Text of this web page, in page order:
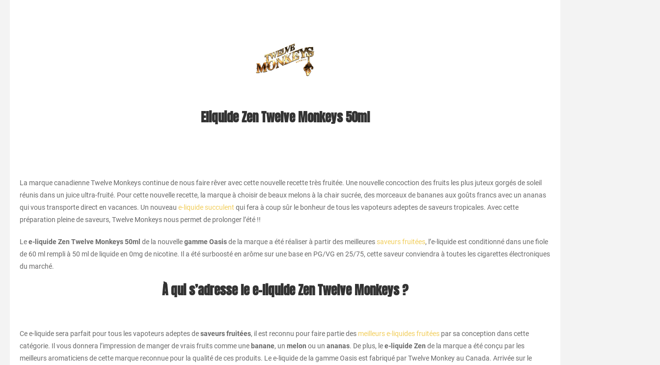
Eliquide Zen Twelve Monkeys 50ml
La marque canadienne Twelve Monkeys continue de nous faire rêver avec cette nouvelle recette très fruitée. Une nouvelle concoction des fruits les plus juteux gorgés de soleil
réunis dans un juice ultra-fruité. Pour cette nouvelle recette, la marque à choisir de beaux melons à la chair sucrée, des morceaux de bananes aux goûts francs avec un ananas
qui vous transporte direct en vacances. Un nouveau e-liquide succulent qui fera à coup sûr le bonheur de tous les vapoteurs adeptes de saveurs tropicales. Avec cette
préparation pleine de saveurs, Twelve Monkeys nous permet de prolonger l’été !!
Lee-liquide Zen Twelve Monkeys 50ml de la nouvellegamme Oasisde la marque a été réaliser à partir des meilleures saveurs fruitées, l’e-liquide est conditionné dans une fiole
de 60 ml rempli à 50 ml de liquide en 0mg de nicotine. Il a été surboosté en arôme sur une base en PG/VG en 25/75, cette saveur conviendra à toutes les cigarettes électroniques
du marché.
À qui s’adresse le e-liquide Zen Twelve Monkeys ?
Ce e-liquide sera parfait pour tous les vapoteurs adeptes desaveurs fruitées, il est reconnu pour faire partie des meilleurs e-liquides fruitées par sa conception dans cette
catégorie. Il vous donnera l’impression de manger de vrais fruits comme une banane, un melon ou un ananas. De plus, lee-liquide Zen de la marque a été conçu par les
meilleurs aromaticiens de cette marque reconnue pour la qualité de ces produits. Le e-liquide de la gamme Oasis est fabriqué par Twelve Monkey au Canada. Arrivée sur le